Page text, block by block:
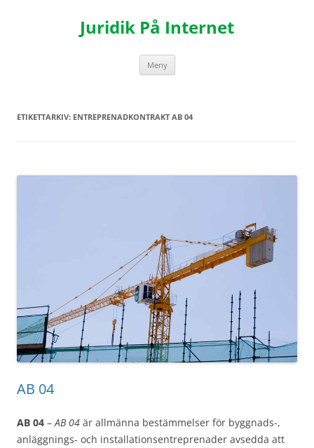
Juridik På Internet
Meny
ETIKETTARKIV: ENTREPRENADKONTRAKT AB 04
AB 04
AB 04 – AB 04 är allmänna bestämmelser för byggnads-,
anläggnings- och installationsentreprenader avsedda att